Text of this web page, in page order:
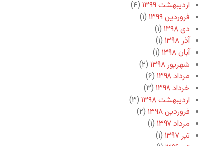
اردیبهشت ۱۳۹۹
(۴)
فروردین ۱۳۹۹
(۱)
دی ۱۳۹۸
(۱)
آذر ۱۳۹۸
(۱)
آبان ۱۳۹۸
(۱)
شهریور ۱۳۹۸
(۲)
مرداد ۱۳۹۸
(۶)
خرداد ۱۳۹۸
(۳)
اردیبهشت ۱۳۹۸
(۳)
فروردین ۱۳۹۸
(۲)
مرداد ۱۳۹۷
(۱)
تیر ۱۳۹۷
(۱)